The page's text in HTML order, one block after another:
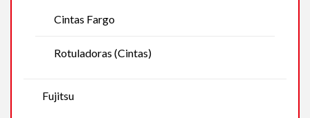
Cintas Fargo
Rotuladoras (Cintas)
Fujitsu